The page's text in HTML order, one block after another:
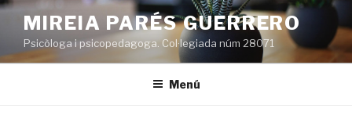
Vés
contingut
MIREIA PARÉS GUERRERO
Psicòloga i psicopedagoga. Col·legiada núm 28071
Menú